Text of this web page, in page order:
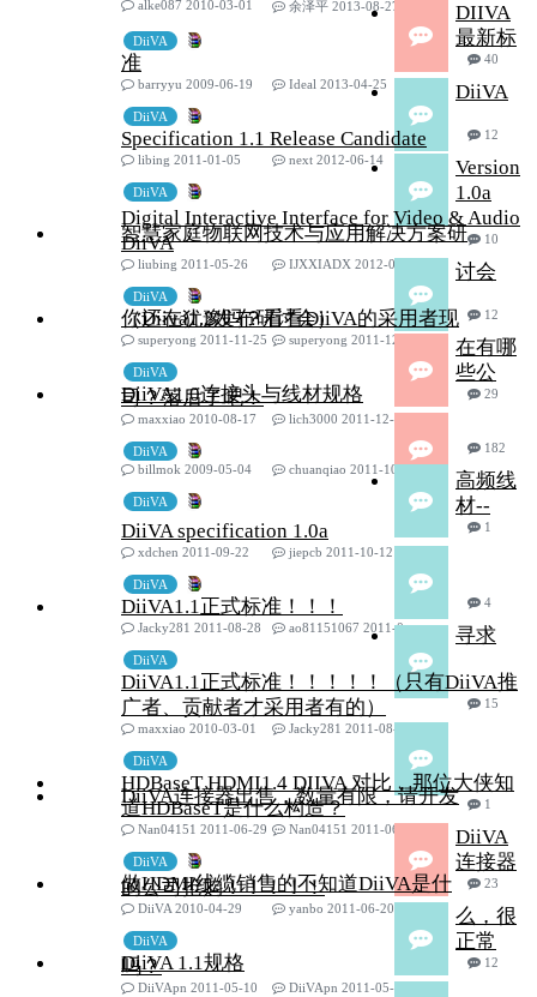
alke087 2010-03-01 余泽平 2013-08-27
DiiVA
DIIVA
最新标
准
40
barryyu 2009-06-19
Ideal 2013-04-25
DiiVA
DiiVA
Specification 1.1 Release Candidate
12
libing 2011-01-05
next 2012-06-14
DiiVA
Version
1.0a
Digital Interactive Interface for Video & Audio
DiiVA
10
liubing 2011-05-26
IJXXIADX 2012-03-08
DiiVA
智慧家庭物联网技术与应用解决方案研
讨会
（Diiva1.2发布研讨会）
12
superyong 2011-11-25
superyong 2011-12-19
DiiVA
你还在犹豫吗？看看DiiVA的采用者现
在有哪
些公
司？落后了吧！
29
maxxiao 2010-08-17
lich3000 2011-12-12
DiiVA
DiiVA1.0连接头与线材规格
182
billmok 2009-05-04
chuanqiao 2011-10-24
DiiVA
高频线
材--
DiiVA specification 1.0a
1
xdchen 2011-09-22
jiepcb 2011-10-12
DiiVA
DiiVA1.1正式标准！！！
4
Jacky281 2011-08-28
ao81151067 2011-08-29
DiiVA
寻求
DiiVA1.1正式标准！！！！！（只有DiiVA推
广者、贡献者才采用者有的）
15
maxxiao 2010-03-01
Jacky281 2011-08-28
DiiVA
HDBaseT HDMI1.4 DIIVA 对比，那位大侠知
道HDBaseT是什么构造？
1
Nan04151 2011-06-29
Nan04151 2011-06-29
DiiVA
DiiVA连接器出售，数量有限，请开发
DiiVA
连接器
的公司抢购！！！！！
23
DiiVA 2010-04-29
yanbo 2011-06-20
DiiVA
做HDMI线缆销售的不知道DiiVA是什
么，很
正常
吗？
12
DiiVApn 2011-05-10
DiiVApn 2011-05-17
DiiVA 1.1规格